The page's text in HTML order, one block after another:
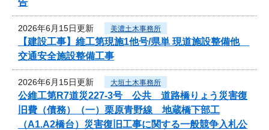
2026年6月15日更新 美濃土木事務所
【建設工事】維工第現施1他号/県単 現道施設整備他
交通安全施設整備工事
2026年6月15日更新 大垣土木事務所
公維工第R7道災227-3号 公共 道路橋りょう災害復
旧費（債務）（一）栗原青野線 地蔵橋下部工
（A1.A2橋台）災害復旧工事に関する一般競争入札公